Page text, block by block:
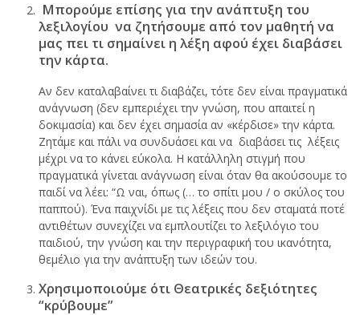
Μπορούμε επίσης για την ανάπτυξη του
λεξιλογίου να ζητήσουμε από τον μαθητή να
μας πει τι σημαίνει η λέξη αφού έχει διαβάσει
την κάρτα.
Αν δεν καταλαβαίνει τι διαβάζει, τότε δεν είναι πραγματικά
ανάγνωση (δεν εμπεριέχει την γνώση, που απαιτεί η
δοκιμασία) και δεν έχει σημασία αν «κέρδισε» την κάρτα.
Ζητάμε και πάλι να συνδυάσει και να διαβάσει τις λέξεις
μέχρι να το κάνει εύκολα. Η κατάλληλη στιγμή που
πραγματικά γίνεται ανάγνωση είναι όταν θα ακούσουμε το
παιδί να λέει: “Ω ναι, όπως (… το σπίτι μου / ο σκύλος του
παππού). Ένα παιχνίδι με τις λέξεις που δεν σταματά ποτέ
αντιθέτων συνεχίζει να εμπλουτίζει το λεξιλόγιο του
παιδιού, την γνώση και την περιγραφική του ικανότητα,
θεμέλιο για την ανάπτυξη των ιδεών του.
Χρησιμοποιούμε ότι Θεατρικές δεξιότητες
“κρύβουμε”